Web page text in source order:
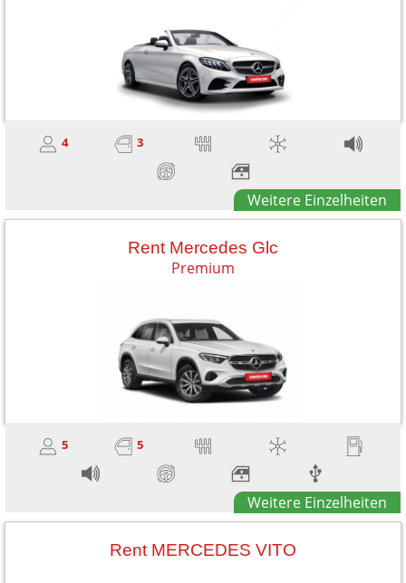
4 3
Weitere Einzelheiten
Rent Mercedes Glc
Premium
5 5
Weitere Einzelheiten
Rent MERCEDES VITO